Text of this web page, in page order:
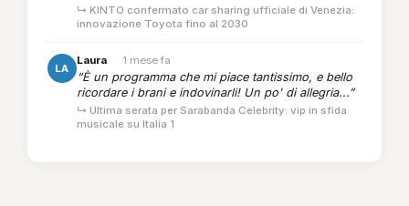
↳ KINTO confermato car sharing ufficiale di Venezia:
innovazione Toyota fino al 2030
LA
Laura · 1 mese fa
“È un programma che mi piace tantissimo, e bello
ricordare i brani e indovinarli! Un po' di allegria...”
↳ Ultima serata per Sarabanda Celebrity: vip in sfida
musicale su Italia 1